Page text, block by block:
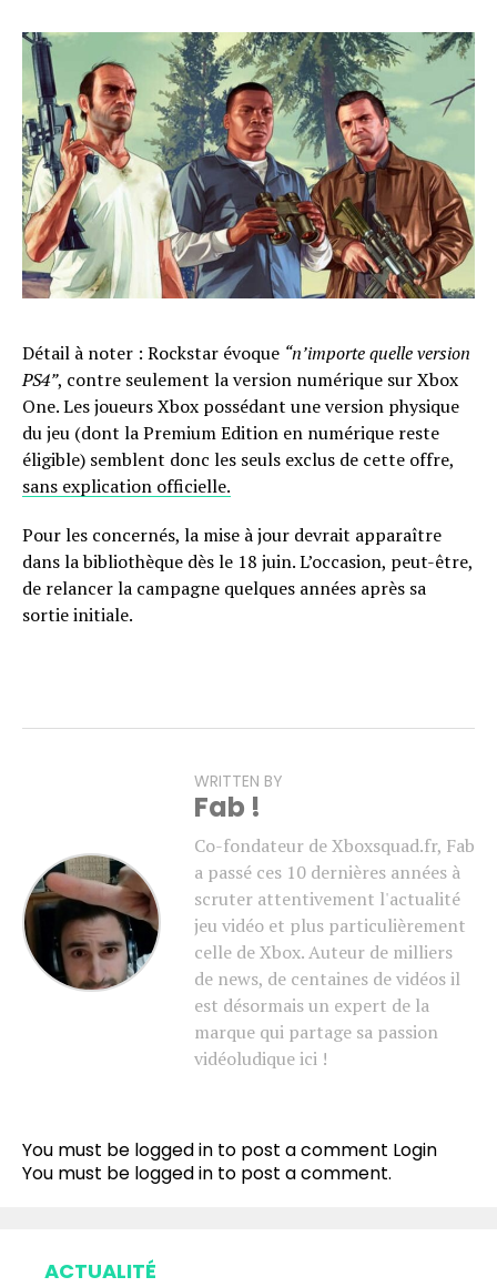
Détail à noter : Rockstar évoque “n’importe quelle version
PS4”, contre seulement la version numérique sur Xbox
One. Les joueurs Xbox possédant une version physique
du jeu (dont la Premium Edition en numérique reste
éligible) semblent donc les seuls exclus de cette offre,
sans explication officielle.
Pour les concernés, la mise à jour devrait apparaître
dans la bibliothèque dès le 18 juin. L’occasion, peut-être,
de relancer la campagne quelques années après sa
sortie initiale.
WRITTEN BY
Fab !
Co-fondateur de Xboxsquad.fr, Fab
a passé ces 10 dernières années à
scruter attentivement l'actualité
jeu vidéo et plus particulièrement
celle de Xbox. Auteur de milliers
de news, de centaines de vidéos il
est désormais un expert de la
marque qui partage sa passion
vidéoludique ici !
You must be logged in to post a comment Login
You must be logged in to post a comment.
ACTUALITÉ